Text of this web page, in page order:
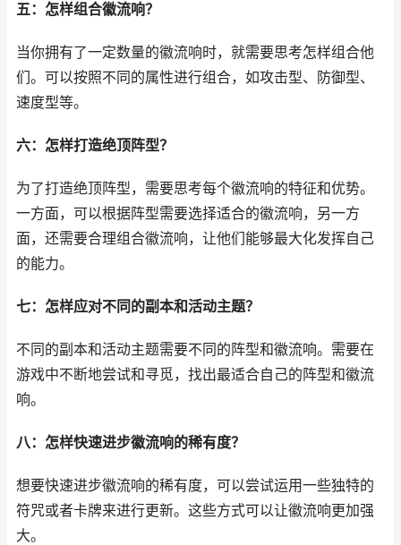
五：怎样组合徽流响？
当你拥有了一定数量的徽流响时，就需要思考怎样组合他
们。可以按照不同的属性进行组合，如攻击型、防御型、
速度型等。
六：怎样打造绝顶阵型？
为了打造绝顶阵型，需要思考每个徽流响的特征和优势。
一方面，可以根据阵型需要选择适合的徽流响，另一方
面，还需要合理组合徽流响，让他们能够最大化发挥自己
的能力。
七：怎样应对不同的副本和活动主题？
不同的副本和活动主题需要不同的阵型和徽流响。需要在
游戏中不断地尝试和寻觅，找出最适合自己的阵型和徽流
响。
八：怎样快速进步徽流响的稀有度？
想要快速进步徽流响的稀有度，可以尝试运用一些独特的
符咒或者卡牌来进行更新。这些方式可以让徽流响更加强
大。